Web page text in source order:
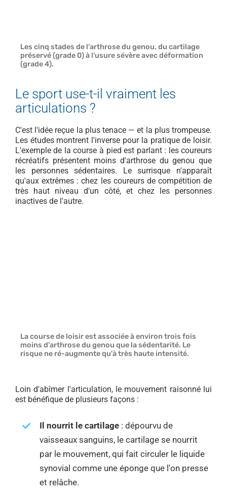
Les cinq stades de l'arthrose du genou, du cartilage
préservé (grade 0) à l'usure sévère avec déformation
(grade 4).
Le sport use-t-il vraiment les
articulations ?
C'est l'idée reçue la plus tenace — et la plus trompeuse.
Les études montrent l'inverse pour la pratique de loisir.
L'exemple de la course à pied est parlant : les coureurs
récréatifs présentent moins d'arthrose du genou que
les personnes sédentaires. Le surrisque n'apparaît
qu'aux extrêmes : chez les coureurs de compétition de
très haut niveau d'un côté, et chez les personnes
inactives de l'autre.
La course de loisir est associée à environ trois fois
moins d'arthrose du genou que la sédentarité. Le
risque ne ré-augmente qu'à très haute intensité.
Loin d'abîmer l'articulation, le mouvement raisonné lui
est bénéfique de plusieurs façons :
Il nourrit le cartilage: dépourvu de
vaisseaux sanguins, le cartilage se nourrit
par le mouvement, qui fait circuler le liquide
synovial comme une éponge que l'on presse
et relâche.